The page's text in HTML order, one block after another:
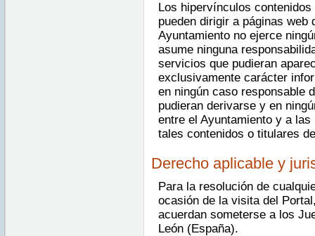
Los hipervínculos
pueden dirigir a páginas
Ayuntamiento no ejerce
asume ninguna
servicios que pudieran
exclusivamente carácter
en ningún caso responsable
pudieran derivarse y en
entre el Ayuntamiento y a
tales contenidos o titulares
Derecho aplicable y
Para la resolución de
ocasión de la visita del
acuerdan someterse a los
León (España).